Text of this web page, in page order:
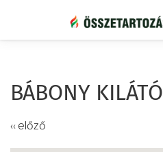
tartalomra
BÁBONY KILÁTÓ
‹‹ előző